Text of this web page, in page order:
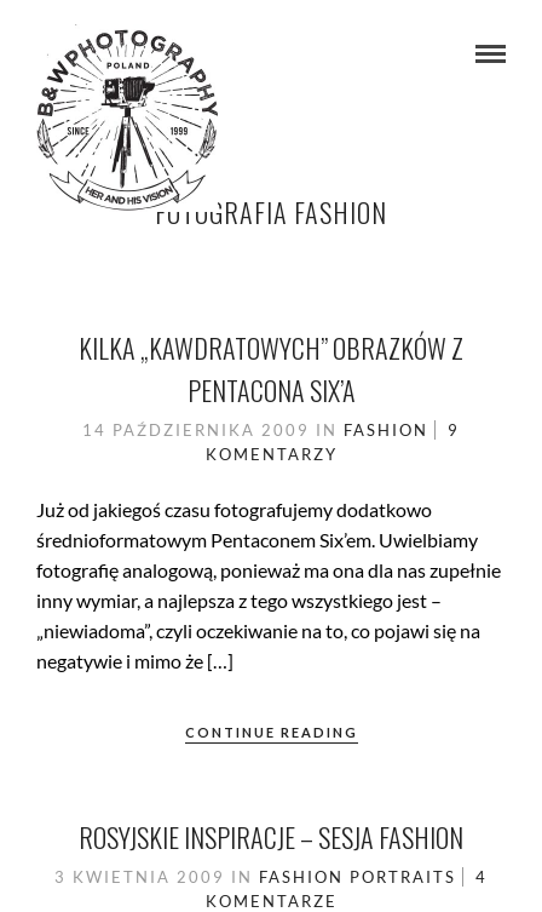
FOTOGRAFIA FASHION
KILKA „KAWDRATOWYCH” OBRAZKÓW Z
PENTACONA SIX’A
14 PAŹDZIERNIKA 2009 IN FASHION
9
KOMENTARZY
Już od jakiegoś czasu fotografujemy dodatkowo
średnioformatowym Pentaconem Six’em. Uwielbiamy
fotografię analogową, ponieważ ma ona dla nas zupełnie
inny wymiar, a najlepsza z tego wszystkiego jest –
„niewiadoma”, czyli oczekiwanie na to, co pojawi się na
negatywie i mimo że […]
CONTINUE READING
ROSYJSKIE INSPIRACJE – SESJA FASHION
3 KWIETNIA 2009 IN FASHION PORTRAITS
4
KOMENTARZE